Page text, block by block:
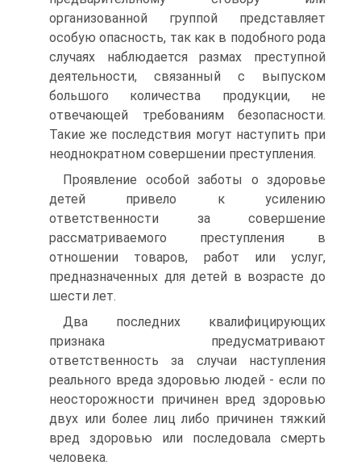
организованной группой представляет
особую опасность, так как в подобного рода
случаях наблюдается размах преступной
деятельности, связанный с выпуском
большого количества продукции, не
отвечающей требованиям безопасности.
Такие же последствия могут наступить при
неоднократном совершении преступления.
Проявление особой заботы о здоровье
детей привело к усилению
ответственности за совершение
рассматриваемого преступления в
отношении товаров, работ или услуг,
предназначенных для детей в возрасте до
шести лет.
Два последних квалифицирующих
признака предусматривают
ответственность за случаи наступления
реального вреда здоровью людей - если по
неосторожности причинен вред здоровью
двух или более лиц либо причинен тяжкий
вред здоровью или последовала смерть
человека.